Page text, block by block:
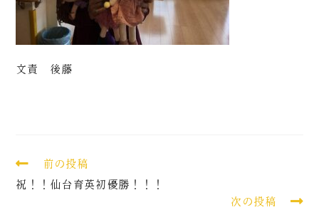
文責 後藤
前の投稿
祝！！仙台育英初優勝！！！
次の投稿